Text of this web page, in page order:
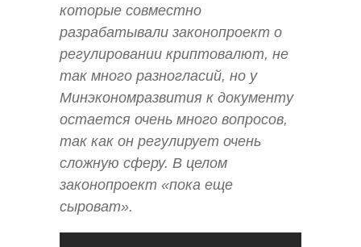
которые совместно
разрабатывали законопроект о
регулировании криптовалют, не
так много разногласий, но у
Минэкономразвития к документу
остается очень много вопросов,
так как он регулирует очень
сложную сферу. В целом
законопроект «пока еще
сыроват».